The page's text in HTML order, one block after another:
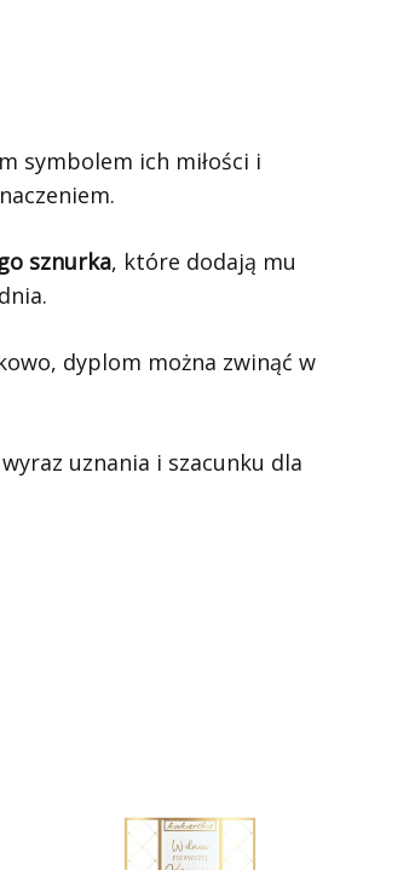
symbolem ich miłości i
sznurka, które dodają mu
dyplom można zwinąć w
uznania i szacunku dla